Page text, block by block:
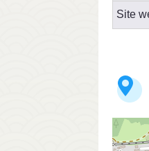
Site